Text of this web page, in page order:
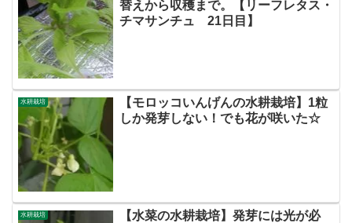
替えから収穫まで。【リーフレタス・
チマサンチュ 21日目】
水耕栽培
【モロッコいんげんの水耕栽培】1粒
しか発芽しない！でも花が咲いた☆
水耕栽培
【水菜の水耕栽培】発芽には光が必